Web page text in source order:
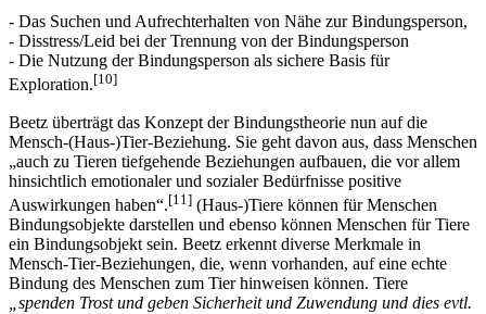
Merkmale an:
- Das Suchen und Aufrechterhalten von Nähe zur Bindungsperson,
- Disstress/Leid bei der Trennung von der Bindungsperson
Exploration.[10]
Beetz überträgt das Konzept der Bindungstheorie nun auf die
Mensch-(Haus-)Tier-Beziehung. Sie geht davon aus, dass Menschen
„auch zu Tieren tiefgehende Beziehungen aufbauen, die vor allem
hinsichtlich emotionaler und sozialer Bedürfnisse positive
Auswirkungen haben“.[11](Haus-)Tiere können für Menschen
Bindungsobjekte darstellen und ebenso können Menschen für Tiere
ein Bindungsobjekt sein. Beetz erkennt diverse Merkmale in
Mensch-Tier-Beziehungen, die, wenn vorhanden, auf eine echte